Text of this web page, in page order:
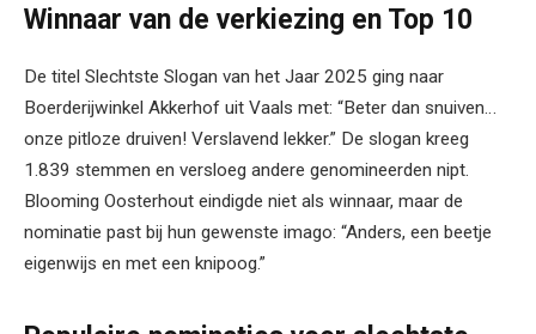
Winnaar van de verkiezing en Top 10
De titel Slechtste Slogan van het Jaar 2025 ging naar
Boerderijwinkel Akkerhof uit Vaals met: “Beter dan snuiven…
onze pitloze druiven! Verslavend lekker.” De slogan kreeg
1.839 stemmen en versloeg andere genomineerden nipt.
Blooming Oosterhout eindigde niet als winnaar, maar de
nominatie past bij hun gewenste imago: “Anders, een beetje
eigenwijs en met een knipoog.”